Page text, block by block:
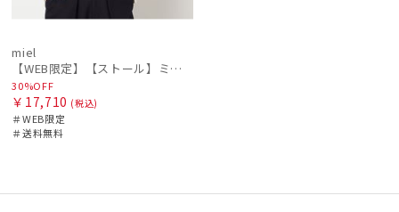
miel
【WEB限定】【ストール】ミエル(miel) カシミヤ100％ チェック ストール レディース メンズ ウォッシャブル 洗えるカシミヤ
30%OFF
￥17,710 (税込)
＃WEB限定
＃送料無料